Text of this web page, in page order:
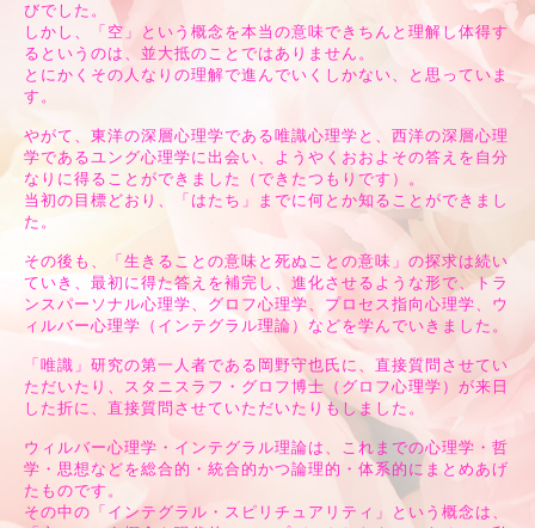
びでした。
しかし、「空」という概念を本当の意味できちんと理解し体得す
るというのは、並大抵のことではありません。
とにかくその人なりの理解で進んでいくしかない、と思っていま
す。
やがて、東洋の深層心理学である唯識心理学と、西洋の深層心理
学であるユング心理学に出会い、ようやくおおよその答えを自分
なりに得ることができました（できたつもりです）。
当初の目標どおり、「はたち」までに何とか知ることができまし
た。
その後も、「生きることの意味と死ぬことの意味」の探求は続い
ていき、最初に得た答えを補完し、進化させるような形で、トラ
ンスパーソナル心理学、グロフ心理学、プロセス指向心理学、ウ
ィルバー心理学（インテグラル理論）などを学んでいきました。
「唯識」研究の第一人者である岡野守也氏に、直接質問させてい
ただいたり、スタニスラフ・グロフ博士（グロフ心理学）が来日
した折に、直接質問させていただいたりもしました。
ウィルバー心理学・インテグラル理論は、これまでの心理学・哲
学・思想などを総合的・統合的かつ論理的・体系的にまとめあげ
たものです。
その中の「インテグラル・スピリチュアリティ」という概念は、